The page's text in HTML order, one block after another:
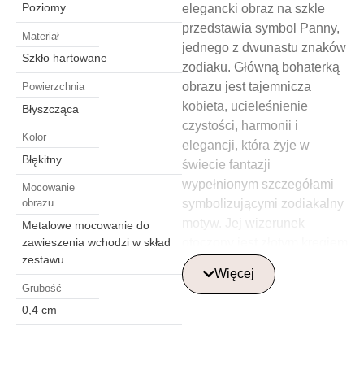
elegancki obraz na szkle
przedstawia symbol Panny,
jednego z dwunastu znaków
zodiaku. Główną bohaterką
obrazu jest tajemnicza
kobieta, ucieleśnienie
czystości, harmonii i
elegancji, która żyje w
świecie fantazji
wypełnionym szczegółami
symbolizującymi zodiakalny
motyw. Jej wizerunek
z symbolami typowymi dla
znaku Panny, które dodają
Więcej
Poziomy
Materiał
Szkło hartowane
Powierzchnia
Błyszcząca
Kolor
Błękitny
Mocowanie
obrazu
Metalowe mocowanie do
zawieszenia wchodzi w skład
zestawu.
Grubość
0,4 cm